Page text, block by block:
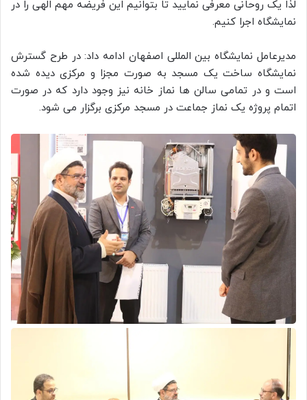
لذا یک روحانی معرفی نمایید تا بتوانیم این فریضه مهم الهی را در
نمایشگاه اجرا کنیم.
مدیرعامل نمایشگاه بین المللی اصفهان ادامه داد: در طرح گسترش
نمایشگاه ساخت یک مسجد به صورت مجزا و مرکزی دیده شده
است و در تمامی سالن ها نماز خانه نیز وجود دارد که در صورت
اتمام پروژه یک نماز جماعت در مسجد مرکزی برگزار می شود.